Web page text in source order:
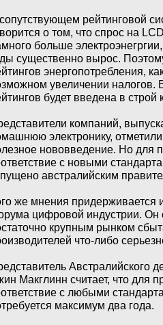
рейтинговой
о том, что спрос на
больше
существенно вырос.
энергопотребления,
увеличении налогов.
будет введена в строй
компаний,
электронику,
нововведение. Но для
с новыми
австралийским
же мнения придерживается
цифровой индустрии. Он
крупным рынком
что-либо
Австралийского
Макглинн считает, что для
с любыми
максимум два года.